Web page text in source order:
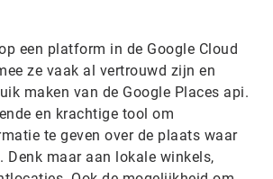
een platform in de Google Cloud
ze vaak al vertrouwd zijn en
maken van de Google Places api.
en krachtige tool om
te geven over de plaats waar
Denk maar aan lokale winkels,